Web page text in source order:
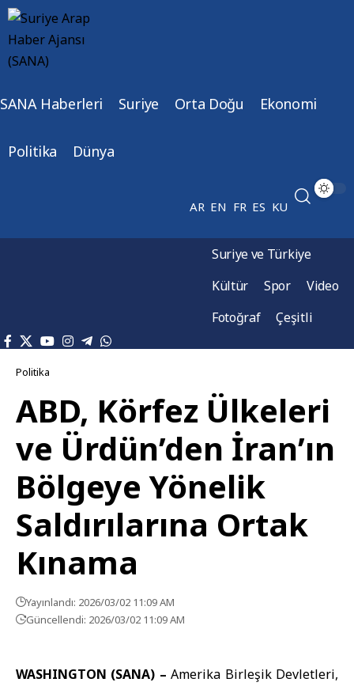
SANA Haberleri Suriye Orta Doğu Ekonomi
Politika Dünya
AR EN FR ES KU
Suriye ve Türkiye
Kültür
Spor
Video
Fotoğraf
Çeşitli
Politika
ABD, Körfez Ülkeleri
ve Ürdün’den İran’ın
Bölgeye Yönelik
Saldırılarına Ortak
Kınama
Yayınlandı: 2026/03/02 11:09 AM
Güncellendi: 2026/03/02 11:09 AM
WASHINGTON (SANA) – Amerika Birleşik Devletleri,